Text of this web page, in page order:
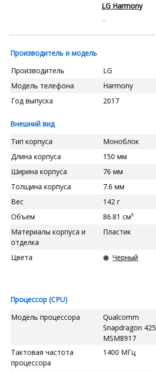
LG Harmony
--
Производитель и модель
Производитель
LG
Модель телефона
Harmony
Год выпуска
2017
Внешний вид
Тип корпуса
Моноблок
Длина корпуса
150 мм
Ширина корпуса
76 мм
Толщина корпуса
7.6 мм
Вес
142 г
Объем
86.81 см³
Материалы корпуса и
отделка
Пластик
Цвета Черный
Процессор (CPU)
Модель процессора
Qualcomm
Snapdragon 425
MSM8917
Тактовая частота
процессора
1400 МГц